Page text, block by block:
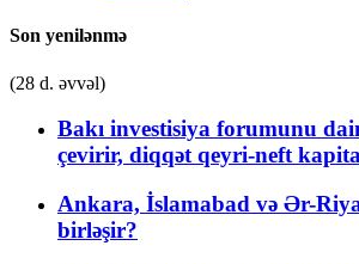
Son yenilənmə
(28 d. əvvəl)
Bakı investisiya forumunu
çevirir, diqqət qeyri-neft
Ankara, İslamabad və Ər-
birləşir?